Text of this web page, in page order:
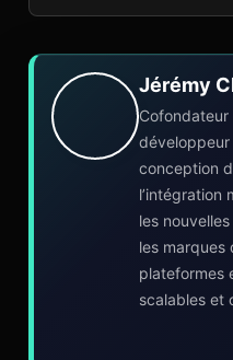
Jérémy
développeur
conception
l’intégration
les
les marques
plateformes
scalables et